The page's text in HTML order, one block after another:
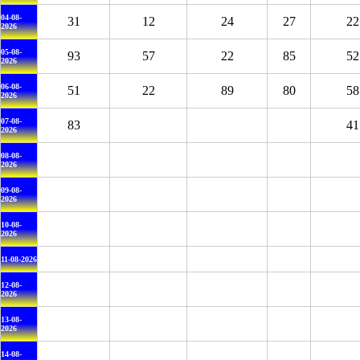
04-08-
2026
31 12 24 27 22
05-08-
2026
93 57 22 85 52
06-08-
2026
51 22 89 80 58
07-08-
2026
83 41
08-08-
2026
09-08-
2026
10-08-
2026
11-08-2026
12-08-
2026
13-08-
2026
14-08-